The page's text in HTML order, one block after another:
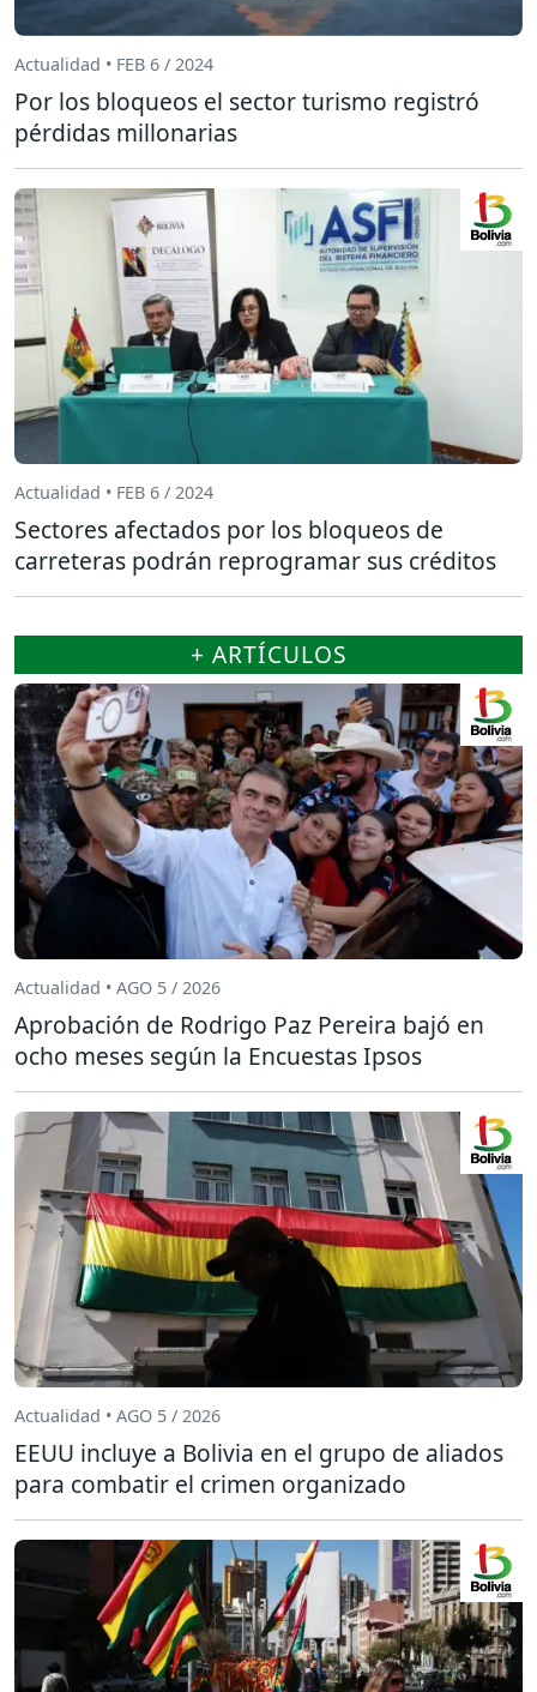
Actualidad • FEB 6 / 2024
Por los bloqueos el sector turismo registró
pérdidas millonarias
Actualidad • FEB 6 / 2024
Sectores afectados por los bloqueos de
carreteras podrán reprogramar sus créditos
+ ARTÍCULOS
Actualidad • AGO 5 / 2026
Aprobación de Rodrigo Paz Pereira bajó en
ocho meses según la Encuestas Ipsos
Actualidad • AGO 5 / 2026
EEUU incluye a Bolivia en el grupo de aliados
para combatir el crimen organizado